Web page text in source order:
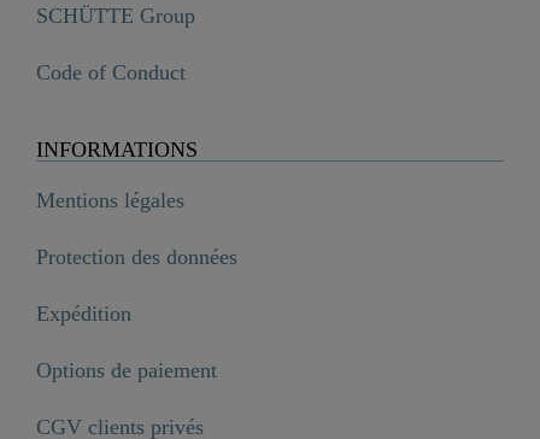
SCHÜTTE Group
Code of Conduct
INFORMATIONS
Mentions légales
Protection des données
Expédition
Options de paiement
CGV clients privés